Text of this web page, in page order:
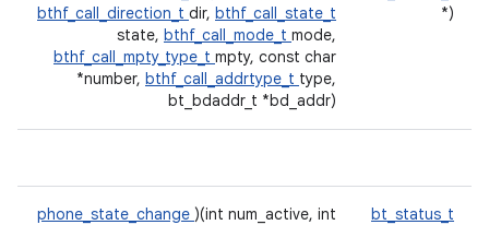
(*
bthf_call_direction_t dir, bthf_call_state_t
state, bthf_call_mode_t mode,
bthf_call_mpty_type_t mpty, const char
*number, bthf_call_addrtype_t type,
bt_bdaddr_t *bd_addr)
bt_status_t
phone_state_change )(int num_active, int